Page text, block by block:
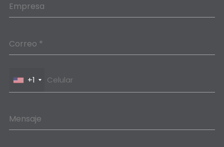
Empresa
Correo *
+1
Mensaje